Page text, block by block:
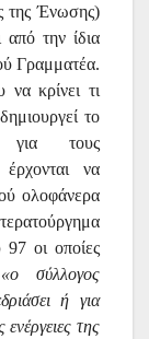
της Ένωσης)
την ίδια
Γραμματέα.
κρίνει τι
το
για τους
να
ολοφάνερα
οι οποίες
«ο σύλλογος
ή για
ενέργειες της